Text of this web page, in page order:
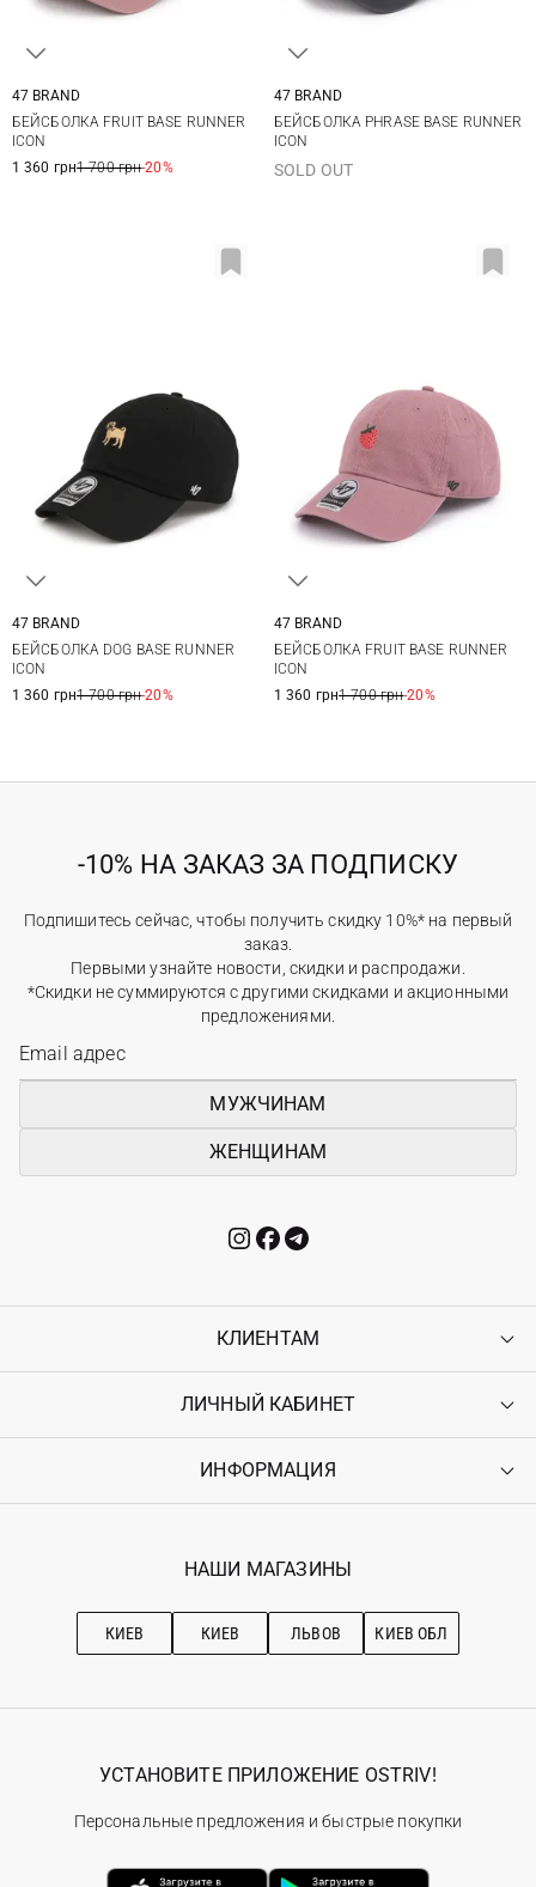
47 BRAND
БЕЙСБОЛКА FRUIT BASE RUNNER
ICON
1 360 грн1 700 грн-20%
47 BRAND
БЕЙСБОЛКА PHRASE BASE RUNNER
ICON
SOLD OUT
47 BRAND
БЕЙСБОЛКА DOG BASE RUNNER
ICON
1 360 грн1 700 грн-20%
47 BRAND
БЕЙСБОЛКА FRUIT BASE RUNNER
ICON
1 360 грн1 700 грн-20%
-10% НА ЗАКАЗ ЗА ПОДПИСКУ
Подпишитесь сейчас, чтобы получить скидку 10%* на первый
заказ.
Первыми узнайте новости, скидки и распродажи.
*Скидки не суммируются с другими скидками и акционными
предложениями.
МУЖЧИНАМ
ЖЕНЩИНАМ
КЛИЕНТАМ
Контакты
Возврат
Гарантия
ЛИЧНЫЙ КАБИНЕТ
Войти
Ostriv Club+
ИНФОРМАЦИЯ
Наши магазини
Рекомендации по уходу
НАШИ МАГАЗИНЫ
КИЕВ КИЕВ ЛЬВОВ КИЕВ ОБЛ
УСТАНОВИТЕ ПРИЛОЖЕНИЕ OSTRIV!
Персональные предложения и быстрые покупки